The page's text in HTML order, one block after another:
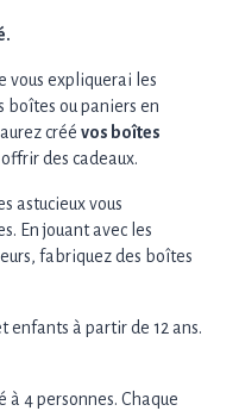
vous expliquerai les
boîtes ou paniers en
créé vos boîtes
des cadeaux.
astucieux vous
En jouant avec les
fabriquez des boîtes
enfants à partir de 12 ans.
4 personnes. Chaque